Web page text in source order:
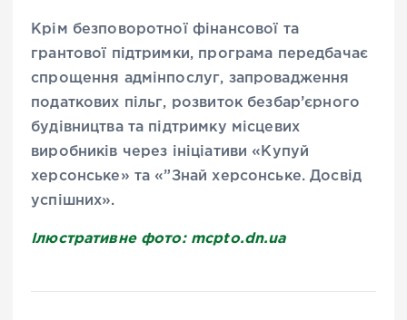
Крім безповоротної фінансової та
грантової підтримки, програма передбачає
спрощення адмінпослуг, запровадження
податкових пільг, розвиток безбар’єрного
будівництва та підтримку місцевих
виробників через ініціативи «Купуй
херсонське» та «”Знай херсонське. Досвід
успішних».
Ілюстративне фото: mcpto.dn.ua